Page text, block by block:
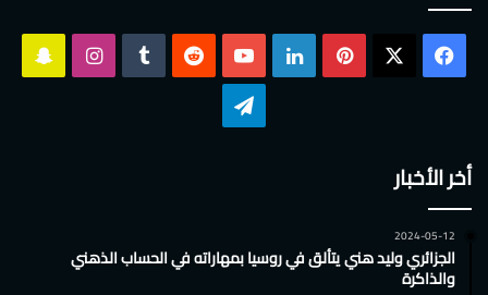
فيسبوك بينتيريست لينكدإن ‫YouTube انستقرام
أخر الأخبار
2024-05-12
الجزائري وليد هني يتألق في روسيا بمهاراته في الحساب الذهني
والذاكرة